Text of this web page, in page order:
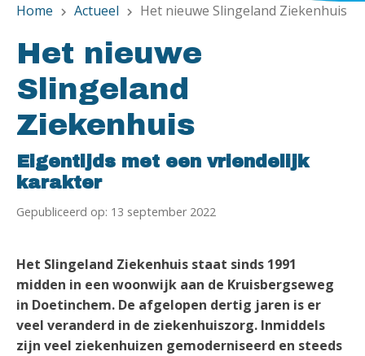
Home chevron_right Actueel chevron_right Het nieuwe Slingeland Ziekenhuis
Het nieuwe
Slingeland
Ziekenhuis
Eigentijds met een vriendelijk
karakter
Gepubliceerd op: 13 september 2022
Het Slingeland Ziekenhuis staat sinds 1991
midden in een woonwijk aan de Kruisbergseweg
in Doetinchem. De afgelopen dertig jaren is er
veel veranderd in de ziekenhuiszorg. Inmiddels
zijn veel ziekenhuizen gemoderniseerd en steeds